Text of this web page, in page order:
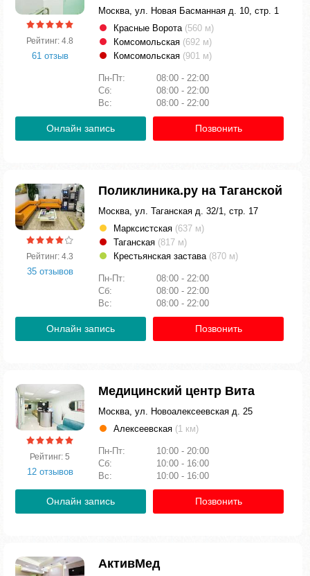
Рейтинг: 4.8
61 отзыв
Москва, ул. Новая Басманная д. 10, стр. 1
Красные Ворота (560 м)
Комсомольская (692 м)
Комсомольская (901 м)
Пн-Пт:
08:00 - 22:00
Сб:
08:00 - 22:00
Вс:
08:00 - 22:00
Онлайн запись Позвонить
Рейтинг: 4.3
35 отзывов
Поликлиника.ру на Таганской
Москва, ул. Таганская д. 32/1, стр. 17
Марксистская (637 м)
Таганская (817 м)
Крестьянская застава (870 м)
Пн-Пт:
08:00 - 22:00
Сб:
08:00 - 22:00
Вс:
08:00 - 22:00
Онлайн запись Позвонить
Рейтинг: 5
12 отзывов
Медицинский центр Вита
Москва, ул. Новоалексеевская д. 25
Алексеевская (1 км)
Пн-Пт:
10:00 - 20:00
Сб:
10:00 - 16:00
Вс:
10:00 - 16:00
Онлайн запись Позвонить
АктивМед